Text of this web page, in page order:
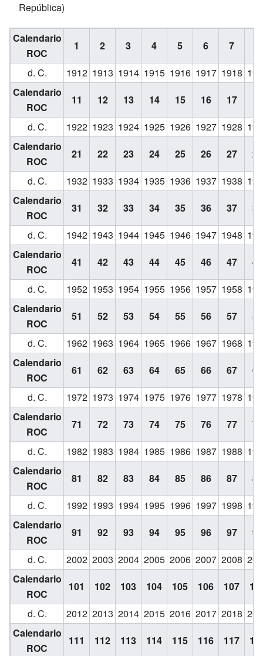
República)
Calendario
ROC
1 2 3 4 5 6 7
d. C.
1912 1913 1914 1915 1916 1917 1918
Calendario
ROC
11 12 13 14 15 16 17
d. C.
1922 1923 1924 1925 1926 1927 1928
Calendario
ROC
21 22 23 24 25 26 27
28
d. C.
1932 1933 1934 1935 1936 1937 1938
Calendario
ROC
31 32 33 34 35 36 37
38
d. C.
1942 1943 1944 1945 1946 1947 1948
Calendario
ROC
41 42 43 44 45 46 47
48
d. C.
1952 1953 1954 1955 1956 1957 1958
Calendario
ROC
51 52 53 54 55 56 57
58
d. C.
1962 1963 1964 1965 1966 1967 1968
Calendario
ROC
61 62 63 64 65 66 67
68
d. C.
1972 1973 1974 1975 1976 1977 1978
Calendario
ROC
71 72 73 74 75 76 77
78
d. C.
1982 1983 1984 1985 1986 1987 1988
Calendario
ROC
81 82 83 84 85 86 87
88
d. C.
1992 1993 1994 1995 1996 1997 1998
Calendario
ROC
91 92 93 94 95 96 97
98
d. C.
2002 2003 2004 2005 2006 2007 2008
Calendario
ROC
101 102 103 104 105 106 107
d. C.
2012 2013 2014 2015 2016 2017 2018
Calendario
ROC
111 112 113 114 115 116 117